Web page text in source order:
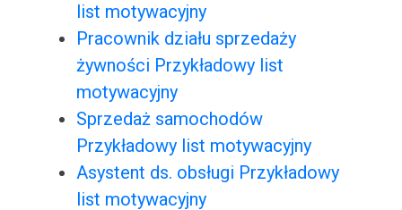
list motywacyjny
Pracownik działu sprzedaży
żywności Przykładowy list
motywacyjny
Sprzedaż samochodów
Przykładowy list motywacyjny
Asystent ds. obsługi Przykładowy
list motywacyjny